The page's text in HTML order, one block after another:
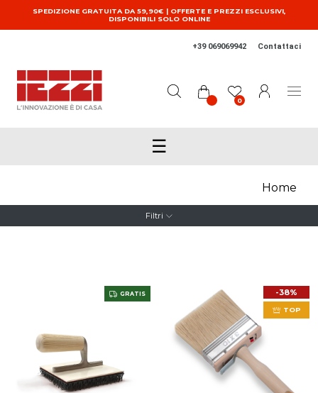
Salta al contenuto principale
SPEDIZIONE GRATUITA DA 59,90€ | OFFERTE E PREZZI ESCLUSIVI,
DISPONIBILI SOLO ONLINE
+39 069069942 Contattaci
0
☰
Home
Filtri
GRATIS -38%
TOP